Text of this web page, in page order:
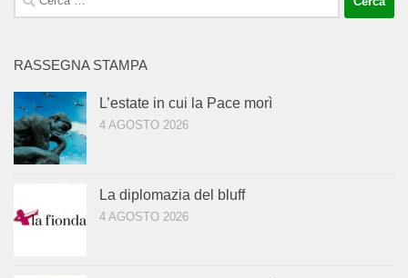
per:
RASSEGNA STAMPA
L’estate in cui la Pace morì
4 AGOSTO 2026
La diplomazia del bluff
4 AGOSTO 2026